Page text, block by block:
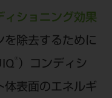
ィショニング効果
を除去するために
）コンディシ
体表面のエネルギ